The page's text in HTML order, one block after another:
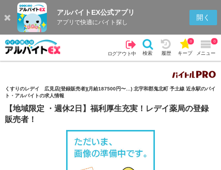
アルバイトEX公式アプリ
アプリで快適にバイト探し
開く
ログアウト中 検索 履歴 キープ
0
メニュー
0
検索 履歴
くすりのレデイ 広見店[登録販売者](月給187500円〜…) 北宇和郡鬼北町 予土線 近永駅のバイ
ト・アルバイトの求人情報
【地域限定 ・週休2日】福利厚生充実！レデイ薬局の登録
販売者！